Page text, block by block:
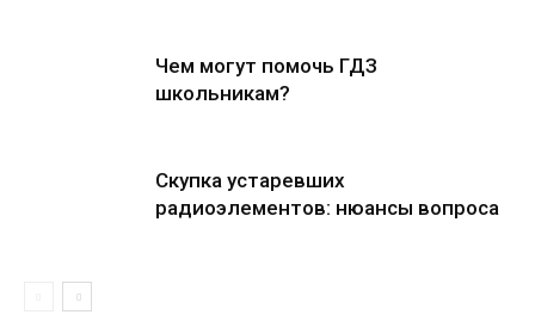
Чем могут помочь ГДЗ
школьникам?
Скупка устаревших
радиоэлементов: нюансы вопроса